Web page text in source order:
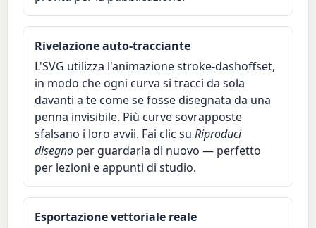
Rivelazione auto-tracciante
L'SVG utilizza l'animazione stroke-dashoffset,
in modo che ogni curva si tracci da sola
davanti a te come se fosse disegnata da una
penna invisibile. Più curve sovrapposte
sfalsano i loro avvii. Fai clic suRiproduci
disegno per guardarla di nuovo — perfetto
per lezioni e appunti di studio.
Esportazione vettoriale reale